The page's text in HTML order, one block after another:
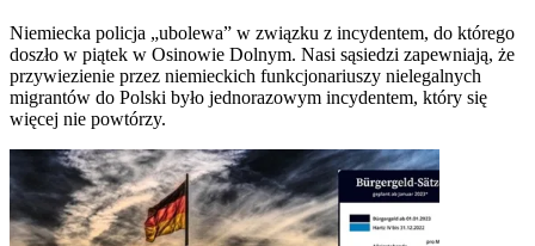
Niemiecka policja „ubolewa” w związku z incydentem, do którego
doszło w piątek w Osinowie Dolnym. Nasi sąsiedzi zapewniają, że
przywiezienie przez niemieckich funkcjonariuszy nielegalnych
migrantów do Polski było jednorazowym incydentem, który się
więcej nie powtórzy.